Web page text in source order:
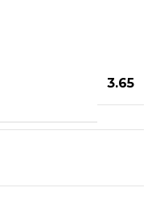
3.65